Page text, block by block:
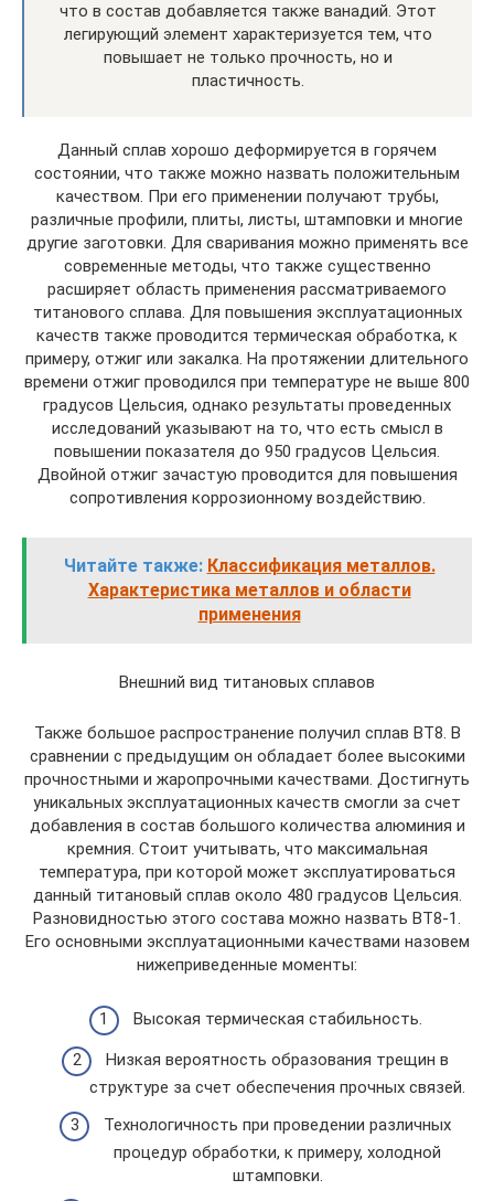
что в состав добавляется также ванадий. Этот
легирующий элемент характеризуется тем, что
повышает не только прочность, но и
пластичность.
Данный сплав хорошо деформируется в горячем
состоянии, что также можно назвать положительным
качеством. При его применении получают трубы,
различные профили, плиты, листы, штамповки и многие
другие заготовки. Для сваривания можно применять все
современные методы, что также существенно
расширяет область применения рассматриваемого
титанового сплава. Для повышения эксплуатационных
качеств также проводится термическая обработка, к
примеру, отжиг или закалка. На протяжении длительного
времени отжиг проводился при температуре не выше 800
градусов Цельсия, однако результаты проведенных
исследований указывают на то, что есть смысл в
повышении показателя до 950 градусов Цельсия.
Двойной отжиг зачастую проводится для повышения
сопротивления коррозионному воздействию.
Читайте также: Классификация металлов.
Характеристика металлов и области
применения
Внешний вид титановых сплавов
Также большое распространение получил сплав ВТ8. В
сравнении с предыдущим он обладает более высокими
прочностными и жаропрочными качествами. Достигнуть
уникальных эксплуатационных качеств смогли за счет
добавления в состав большого количества алюминия и
кремния. Стоит учитывать, что максимальная
температура, при которой может эксплуатироваться
данный титановый сплав около 480 градусов Цельсия.
Разновидностью этого состава можно назвать ВТ8-1.
Его основными эксплуатационными качествами назовем
нижеприведенные моменты:
Высокая термическая стабильность.
Низкая вероятность образования трещин в
структуре за счет обеспечения прочных связей.
Технологичность при проведении различных
процедур обработки, к примеру, холодной
штамповки.